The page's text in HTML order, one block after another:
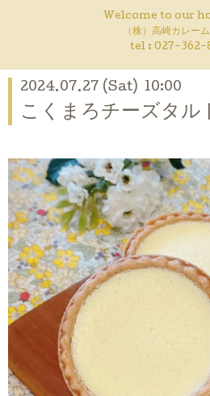
Welcome to our
（株）高崎カレー
tel : 027-362-
2024.07.27 (Sat) 10:00
こくまろチーズタル